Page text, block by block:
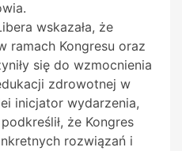
wskazała, że
ramach Kongresu oraz
się do wzmocnienia
zdrowotnej w
inicjator wydarzenia,
że Kongres
rozwiązań i